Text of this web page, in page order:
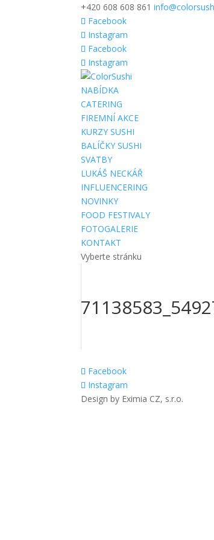
+420 608 608 861
Facebook
Instagram
Facebook
Instagram
NABÍDKA
CATERING
FIREMNÍ AKCE
KURZY SUSHI
BALÍČKY SUSHI
SVATBY
LUKÁŠ NECKÁŘ
INFLUENCERING
NOVINKY
FOOD FESTIVALY
FOTOGALERIE
KONTAKT
Vyberte stránku
Facebook
Instagram
Design by Eximia CZ, s.r.o.